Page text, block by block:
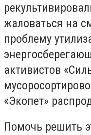
жаловаться на
проблему
активистов
«Экопет»
Помочь решить